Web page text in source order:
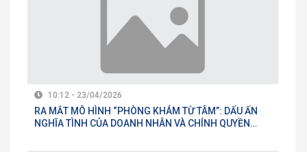
10:12 - 23/04/2026
RA MẮT MÔ HÌNH “PHÒNG KHÁM TỪ TÂM”: DẤU ẤN
NGHĨA TÌNH CỦA DOANH NHÂN VÀ CHÍNH QUYỀN